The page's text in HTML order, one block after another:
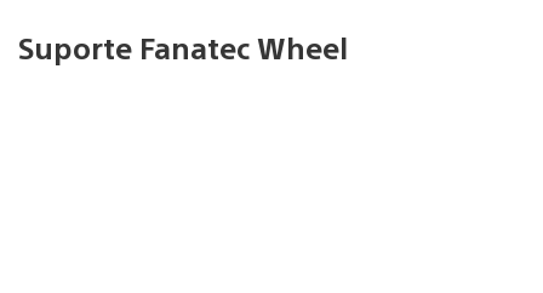
Suporte Fanatec Wheel